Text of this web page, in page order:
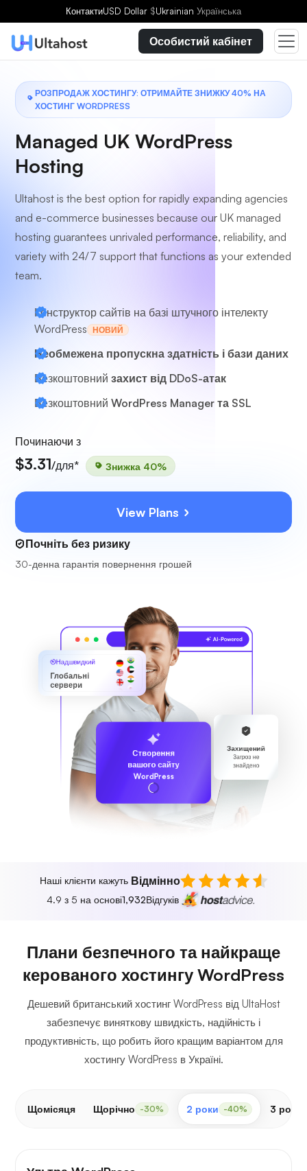
КонтактиUSD Dollar $Ukrainian Українська
Особистий кабінет
РОЗПРОДАЖ ХОСТИНГУ: ОТРИМАЙТЕ ЗНИЖКУ 40% НА
ХОСТИНГ WORDPRESS
Managed UK WordPress
Hosting
Ultahost is the best option for rapidly expanding agencies
and e-commerce businesses because our UK managed
hosting guarantees unrivaled performance, reliability, and
variety with 24/7 support that functions as your extended
team.
Конструктор сайтів на базі штучного інтелекту
WordPress НОВИЙ
Необмежена пропускна здатність і бази даних
Безкоштовний захист від DDoS-атак
Безкоштовний WordPress Manager та SSL
Починаючи з
$3.31/для* Знижка 40%
View Plans
Почніть без ризику
30-денна гарантія повернення грошей
Захищений
Загроз не
знайдено
Надшвидкий
Глобальні
сервери
Створення
вашого сайту
WordPress
Наші клієнти кажуть Відмінно
4.9 з 5 на основі1,932Відгуків
Плани безпечного та найкраще
керованого хостингу WordPress
Дешевий британський хостинг WordPress від UltaHost
забезпечує виняткову швидкість, надійність і
продуктивність, що робить його кращим варіантом для
хостингу WordPress в Україні.
Щомісяця Щорічно -30% 2 роки -40% 3 роки